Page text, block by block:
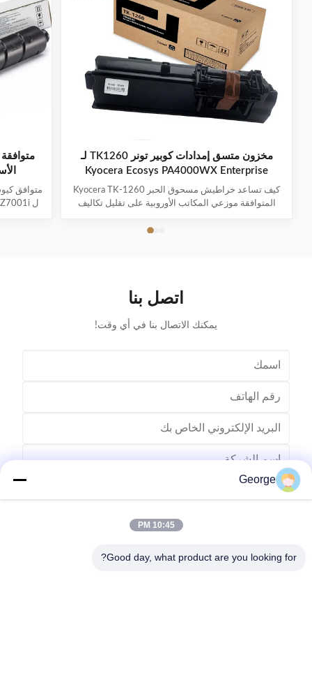
مخزون متسق إمدادات كوبير تونر TK1260 لـ
Kyocera Ecosys PA4000WX Enterprise
Printing
كيف تساعد خراطيش مسحوق الحبر Kyocera TK-1260
المتوافقة موزعي المكاتب الأوروبية على تقليل تكاليف
على خراطيش مسحوق الحبر Kyocera TK-1260
اتصل بنا
يمكنك الاتصال بنا في أي وقت!
George
10:45 PM
Good day, what product are you looking for?